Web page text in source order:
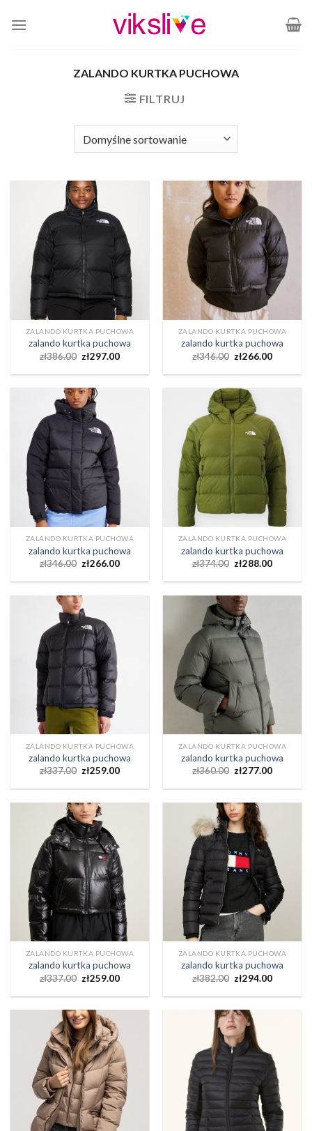
ZALANDO KURTKA PUCHOWA
FILTRUJ
ZALANDO KURTKA PUCHOWA
zalando kurtka puchowa
zł386.00 zł297.00
ZALANDO KURTKA PUCHOWA
zalando kurtka puchowa
zł346.00 zł266.00
ZALANDO KURTKA PUCHOWA
zalando kurtka puchowa
zł346.00 zł266.00
ZALANDO KURTKA PUCHOWA
zalando kurtka puchowa
zł374.00 zł288.00
ZALANDO KURTKA PUCHOWA
zalando kurtka puchowa
zł337.00 zł259.00
ZALANDO KURTKA PUCHOWA
zalando kurtka puchowa
zł360.00 zł277.00
ZALANDO KURTKA PUCHOWA
zalando kurtka puchowa
zł337.00 zł259.00
ZALANDO KURTKA PUCHOWA
zalando kurtka puchowa
zł382.00 zł294.00